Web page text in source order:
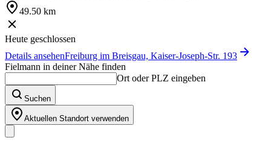
49.50 km
Heute geschlossen
Details ansehenFreiburg im Breisgau, Kaiser-Joseph-Str. 193
Fielmann in deiner Nähe finden
Ort oder PLZ eingeben
Suchen
Aktuellen Standort verwenden